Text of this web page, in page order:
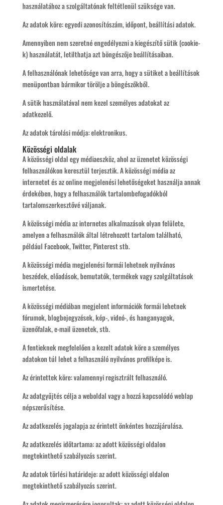
használatához a szolgáltatónak feltétlenül szüksége van.
Az adatok köre: egyedi azonosítószám, időpont, beállítási adatok.
Amennyiben nem szeretné engedélyezni a kiegészítő sütik (cookie-
k) használatát, letilthatja azt böngészője beállításaiban.
A felhasználónak lehetősége van arra, hogy a sütiket a beállítások
menüpontban bármikor törölje a böngészőkből.
A sütik használatával nem kezel személyes adatokat az
adatkezelő.
Az adatok tárolási módja: elektronikus.
Közösségi oldalak
A közösségi oldal egy médiaeszköz, ahol az üzenetet közösségi
felhasználókon keresztül terjesztik. A közösségi média az
internetet és az online megjelenési lehetőségeket használja annak
érdekében, hogy a felhasználók tartalombefogadókból
tartalomszerkesztővé váljanak.
A közösségi média az internetes alkalmazások olyan felülete,
amelyen a felhasználók által létrehozott tartalom található,
például Facebook, Twitter, Pinterest stb.
A közösségi média megjelenési formái lehetnek nyilvános
beszédek, előadások, bemutatók, termékek vagy szolgáltatások
ismertetése.
A közösségi médiában megjelent információk formái lehetnek
fórumok, blogbejegyzések, kép-, videó-, és hanganyagok,
üzenőfalak, e-mail üzenetek, stb.
A fentieknek megfelelően a kezelt adatok köre a személyes
adatokon túl lehet a felhasználó nyilvános profilképe is.
Az érintettek köre: valamennyi regisztrált felhasználó.
Az adatgyűjtés célja a weboldal vagy a hozzá kapcsolódó weblap
népszerűsítése.
Az adatkezelés jogalapja az érintett önkéntes hozzájárulása.
Az adatkezelés időtartama: az adott közösségi oldalon
megtekinthető szabályozás szerint.
Az adatok törlési határideje: az adott közösségi oldalon
megtekinthető szabályozás szerint.